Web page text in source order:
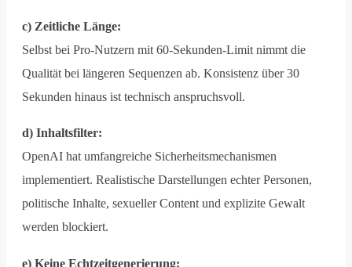
c) Zeitliche Länge:
Selbst bei Pro-Nutzern mit 60-Sekunden-Limit nimmt die
Qualität bei längeren Sequenzen ab. Konsistenz über 30
Sekunden hinaus ist technisch anspruchsvoll.
d) Inhaltsfilter:
OpenAI hat umfangreiche Sicherheitsmechanismen
implementiert. Realistische Darstellungen echter Personen,
politische Inhalte, sexueller Content und explizite Gewalt
werden blockiert.
e) Keine Echtzeitgenerierung: